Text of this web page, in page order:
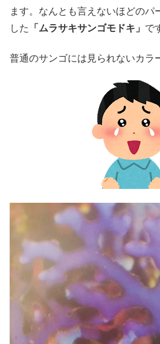
ます。なんとも言えないほどのパ
した
「ムラサキサンゴモドキ」 で
普通のサンゴには見られないカラ